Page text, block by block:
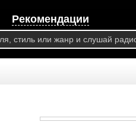
Рекомендации